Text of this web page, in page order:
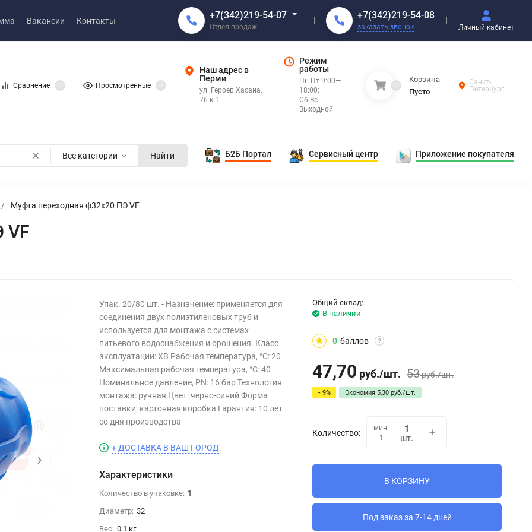
Вакансии Контакты +7(342)219-54-07
Отдел продаж
+7(342)219-54-08
заказать звонок Личный кабинет
Сравнение 0 Просмотренные 0
Наш адрес в
Перми
ул. Героев Хасана,
76 к.1
Режим
работы
Пн-Пт 9:00—
18:00;
Сб-Вс
Выходной
0
Корзина
Пусто
Санкт-
Петербург
Все категории Найти Б2Б Портал Сервисный центр Приложение покупателя
/ Муфта переходная ф32х20 ПЭ VF
VF
›
Упак. 20/80 шт. - Назначение: применяется для
соединения двух полиэтиленовых труб и
используется для монтажа с системах
питьевого водоснабжения и орошения. Класс
эксплуатации: ХВ Рабочая температура, °С: 20
Максимальная рабочая температура, °С: 40
Номинальное давление, PN: 16 бар Технология
монтажа: ручная Цвет: черно-синий Форма
поставки: картонная коробка Гарантия: 10 лет
со дня производства
+ ДОСТАВКА В ВАШ ГОРОД
Характеристики
Количество в упаковке: 1
Диаметр: 32
Вес: 0.1 кг
Общий склад:
В наличии
0 баллов ?
47,70 руб./шт. 53руб./шт.
- 9% Экономия 5,30 руб. /шт.
Количество:
мин.
1
шт.
В КОРЗИНУ
Под заказ за 7-14 дней